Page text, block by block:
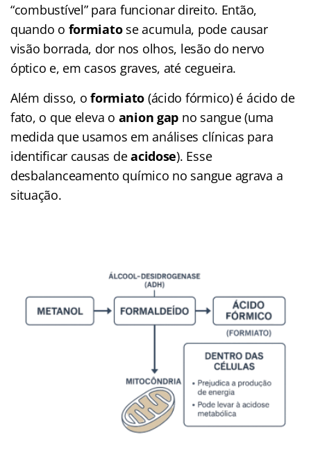
“combustível” para funcionar direito. Então,
quando o formiatose acumula, pode causar
visão borrada, dor nos olhos, lesão do nervo
óptico e, em casos graves, até cegueira.
Além disso, oformiato (ácido fórmico) é ácido de
fato, o que eleva o anion gap no sangue (uma
medida que usamos em análises clínicas para
identificar causas deacidose). Esse
desbalanceamento químico no sangue agrava a
situação.